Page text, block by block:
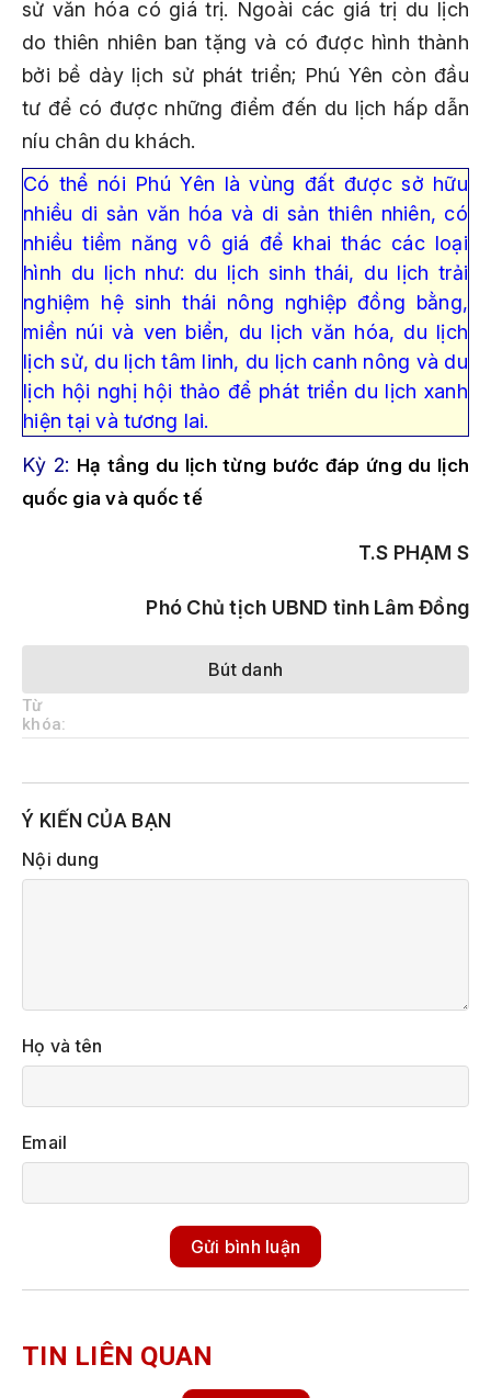
sử văn hóa có giá trị. Ngoài các giá trị du lịch
do thiên nhiên ban tặng và có được hình thành
bởi bề dày lịch sử phát triển; Phú Yên còn đầu
tư để có được những điểm đến du lịch hấp dẫn
níu chân du khách.
Có thể nói Phú Yên là vùng đất được sở hữu
nhiều di sản văn hóa và di sản thiên nhiên, có
nhiều tiềm năng vô giá để khai thác các loại
hình du lịch như: du lịch sinh thái, du lịch trải
nghiệm hệ sinh thái nông nghiệp đồng bằng,
miền núi và ven biển, du lịch văn hóa, du lịch
lịch sử, du lịch tâm linh, du lịch canh nông và du
lịch hội nghị hội thảo để phát triển du lịch xanh
hiện tại và tương lai.
Kỳ 2: Hạ tầng du lịch từng bước đáp ứng du lịch
quốc gia và quốc tế
T.S PHẠM S
Phó Chủ tịch UBND tỉnh Lâm Đồng
Bút danh
Từ
khóa:
Ý KIẾN CỦA BẠN
Nội dung
Họ và tên
Email
Gửi bình luận
TIN LIÊN QUAN